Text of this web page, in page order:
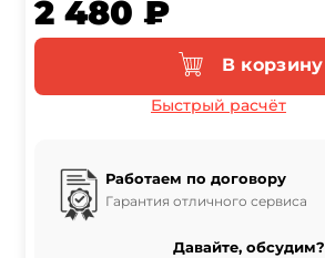
2 480 ₽
В корзину
Быстрый расчёт
Работаем по договору
Гарантия отличного сервиса
Давайте, обсудим?